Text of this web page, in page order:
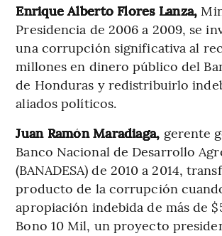
Enrique Alberto Flores Lanza,
Presidencia de 2006 a 2009, se
una corrupción significativa al
millones en dinero público del
de Honduras y redistribuirlo
aliados políticos.
Juan Ramón Maradiaga, gerente
Banco Nacional de Desarrollo
(BANADESA) de 2010 a 2014,
producto de la corrupción
apropiación indebida de más de
Bono 10 Mil, un proyecto